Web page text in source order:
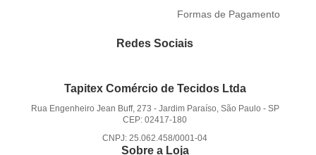
Formas de Pagamento
Redes Sociais
Tapitex Comércio de Tecidos Ltda
Rua Engenheiro Jean Buff, 273 - Jardim Paraíso, São Paulo - SP
CEP: 02417-180
CNPJ: 25.062.458/0001-04
Sobre a Loja